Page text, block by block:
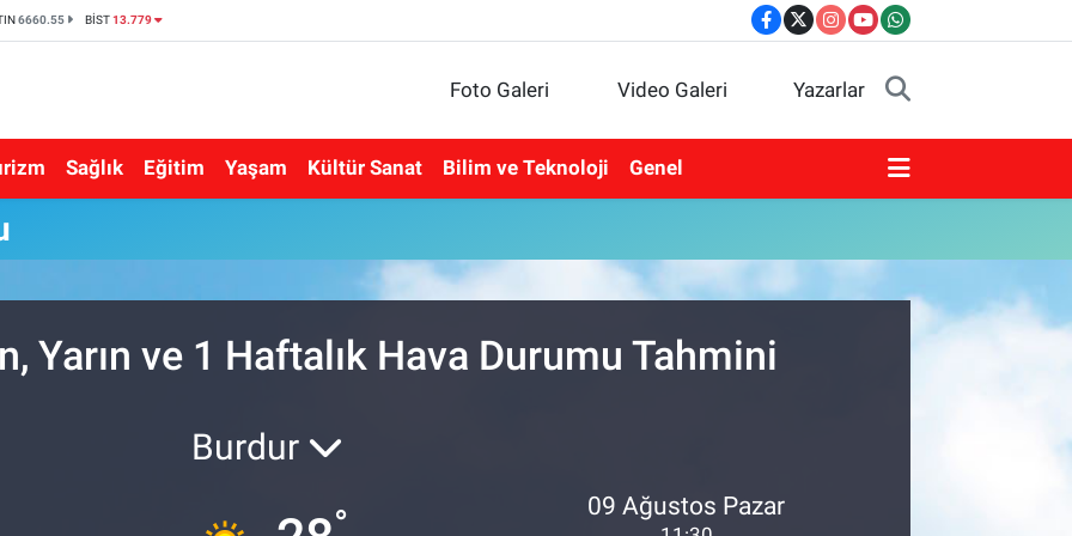
6660.55 BİST13.779
Foto Galeri Video Galeri Yazarlar
Sağlık Eğitim Yaşam Kültür Sanat Bilim ve Teknoloji Genel
Yarın ve 1 Haftalık Hava Durumu Tahmini
Burdur
° 09 Ağustos Pazar